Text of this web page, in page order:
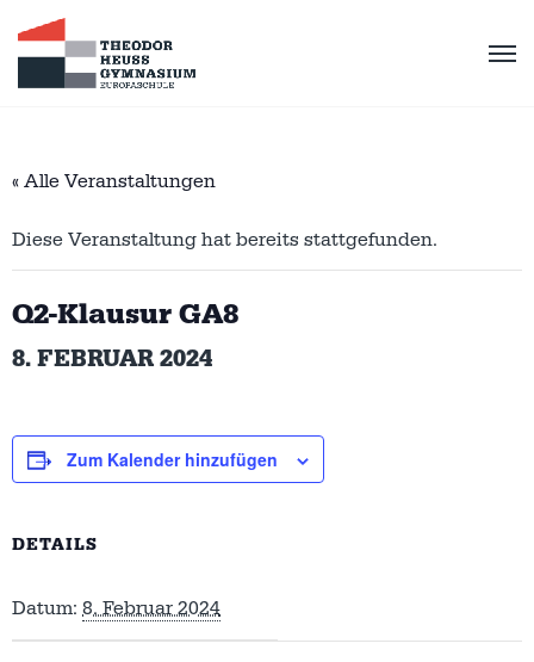
« Alle Veranstaltungen
Diese Veranstaltung hat bereits stattgefunden.
Q2-Klausur GA8
8. FEBRUAR 2024
Zum Kalender hinzufügen
DETAILS
Datum: 8. Februar 2024